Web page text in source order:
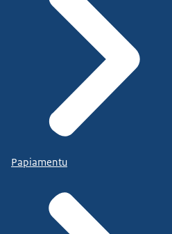
Papiamentu